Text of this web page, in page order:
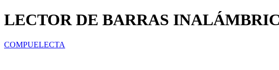
LECTOR DE BARRAS
COMPUELECTA